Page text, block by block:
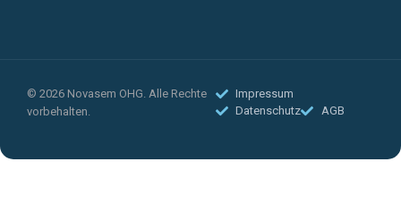
© 2026 Novasem OHG. Alle Rechte
vorbehalten.
Impressum
Datenschutz
AGB